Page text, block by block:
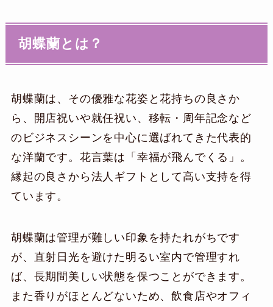
胡蝶蘭とは？
胡蝶蘭は、その優雅な花姿と花持ちの良さか
ら、開店祝いや就任祝い、移転・周年記念など
のビジネスシーンを中心に選ばれてきた代表的
な洋蘭です。花言葉は「幸福が飛んでくる」。
縁起の良さから法人ギフトとして高い支持を得
ています。
胡蝶蘭は管理が難しい印象を持たれがちです
が、直射日光を避けた明るい室内で管理すれ
ば、長期間美しい状態を保つことができます。
また香りがほとんどないため、飲食店やオフィ